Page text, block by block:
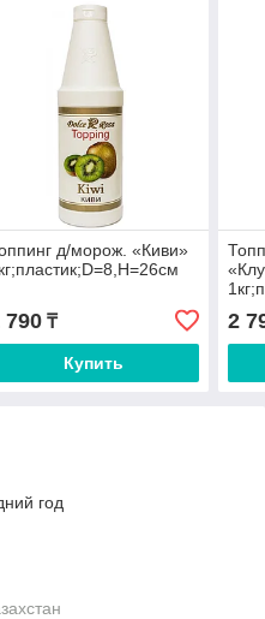
д/морож. «Киви»
790₸
Купить
2
год